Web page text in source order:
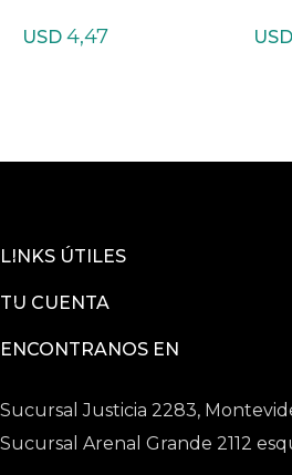
USD 4,47
USD
LINKS ÚTILES
TU CUENTA
ENCONTRANOS EN
Sucursal Justicia 2283,
Sucursal Arenal Grande 2112